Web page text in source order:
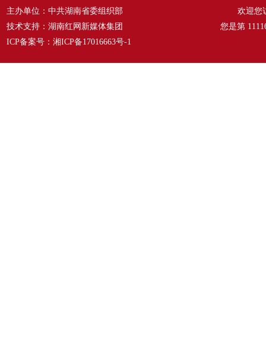
主办单位：中共湖南省委组织部
技术支持：湖南红网新媒体集团
ICP备案号： 湘ICP备17016663号-1
欢迎您
您是第